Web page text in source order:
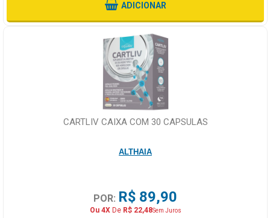
ADICIONAR
CARTLIV CAIXA COM 30 CAPSULAS
ALTHAIA
POR: R$ 89,90
Ou 4XDe R$ 22,48Sem Juros